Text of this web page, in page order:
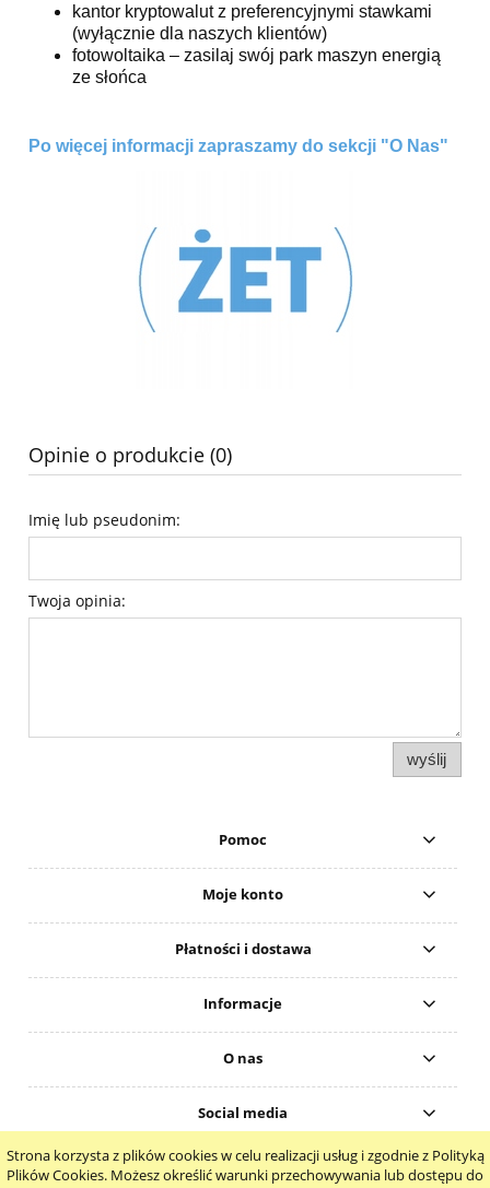
Strona korzysta z plików cookies w celu realizacji usług i zgodnie z Polityką
Plików Cookies. Możesz określić warunki przechowywania lub dostępu do
kantor kryptowalut z preferencyjnymi stawkami
(wyłącznie dla naszych klientów)
fotowoltaika – zasilaj swój park maszyn energią
ze słońca
Po więcej informacji zapraszamy do sekcji "O Nas"
Opinie o produkcie (0)
Imię lub pseudonim:
Twoja opinia:
wyślij
Pomoc
Moje konto
Płatności i dostawa
Informacje
O nas
Social media
pokaż pełną wersję strony